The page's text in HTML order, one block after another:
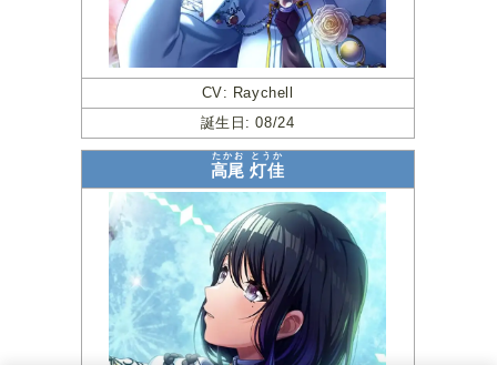
CV: Raychell
誕生日: 08/24
高尾
たかお
灯佳
とうか